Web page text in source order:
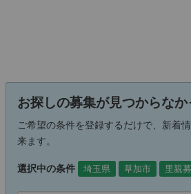
お探しの募集が見つからなか
ご希望の条件を登録するだけで、新着
来ます。
選択中の条件 埼玉県 草加市 里親